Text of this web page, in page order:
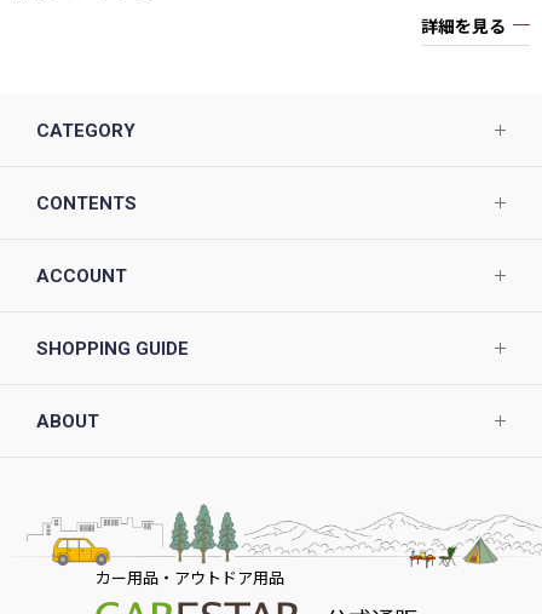
詳細を見る
CATEGORY
CONTENTS
ACCOUNT
SHOPPING GUIDE
ABOUT
カー用品・アウトドア用品